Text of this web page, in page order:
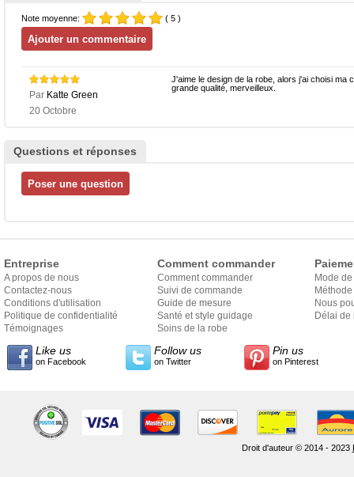
Note moyenne: ( 5 )
Par Katte Green
20 Octobre
J'aime le design de la robe, alors j'ai choisi ma
grande qualité, merveilleux.
Questions et réponses
Entreprise
A propos de nous
Contactez-nous
Conditions d'utilisation
Politique de confidentialité
Témoignages
Comment commander
Comment commander
Suivi de commande
Guide de mesure
Santé et style guidage
Soins de la robe
Mode
Nous
Délai de
Like us
on Facebook
Follow us
on Twitter
Pin us
on Pinterest
Droit d'auteur © 2014 - 2023